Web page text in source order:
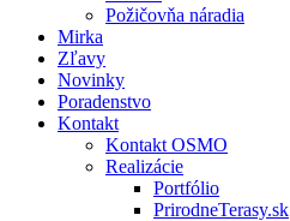
Požičovňa náradia
Mirka
Zľavy
Novinky
Poradenstvo
Kontakt
Kontakt OSMO
Realizácie
Portfólio
PrirodneTerasy.sk